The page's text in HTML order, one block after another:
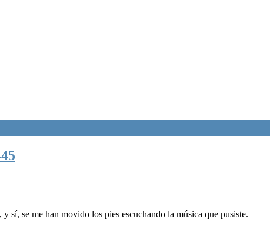
sí, se me han movido los pies escuchando la música que pusiste.